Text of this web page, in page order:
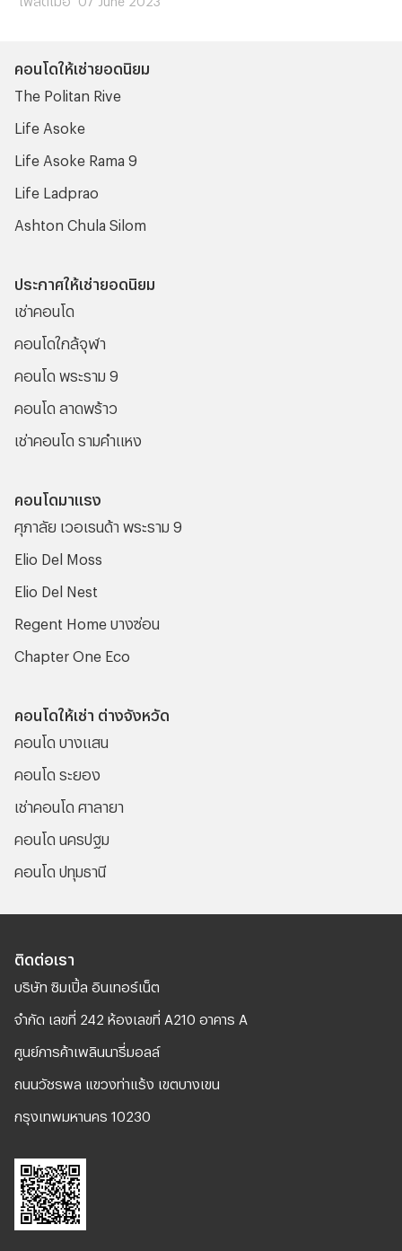
ของโครงการคอนโดไหนบ้างนั้น เราไปติดตามข้อมูลที่น่าสนใจนี้
พร้อมๆ กันเลย
คอนโดให้เช่ายอดนิยม
The Politan Rive
Life Asoke
Life Asoke Rama 9
Life Ladprao
Ashton Chula Silom
ประกาศให้เช่ายอดนิยม
เช่าคอนโด
คอนโดใกล้จุฬา
คอนโด พระราม 9
คอนโด ลาดพร้าว
เช่าคอนโด รามคําแหง
คอนโดมาแรง
ศุภาลัย เวอเรนด้า พระราม 9
Elio Del Moss
Elio Del Nest
Regent Home บางซ่อน
Chapter One Eco
คอนโดให้เช่า ต่างจังหวัด
คอนโด บางแสน
คอนโด ระยอง
เช่าคอนโด ศาลายา
คอนโด นครปฐม
คอนโด ปทุมธานี
ติดต่อเรา
บริษัท ซิมเปิ้ล อินเทอร์เน็ต
จํากัด เลขที่ 242 ห้องเลขที่ A210 อาคาร A
ศูนย์การค้าเพลินนารี่มอลล์
ถนนวัชรพล แขวงท่าแร้ง เขตบางเขน
กรุงเทพมหานคร 10230